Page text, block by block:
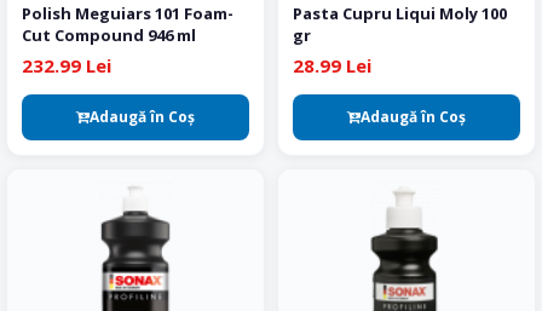
Polish Meguiars 101 Foam-
Cut Compound 946 ml
232.99 Lei
Adaugă în Coş
Pasta Cupru Liqui Moly 100
gr
28.99 Lei
Adaugă în Coş